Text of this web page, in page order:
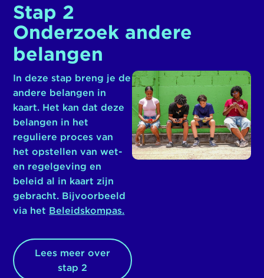
Stap 2
Onderzoek andere
belangen
In deze stap breng je de
andere belangen in
kaart. Het kan dat deze
belangen in het
reguliere proces van
het opstellen van wet-
en regelgeving en
beleid al in kaart zijn
gebracht. Bijvoorbeeld
via het Beleidskompas.
Lees meer over
stap 2